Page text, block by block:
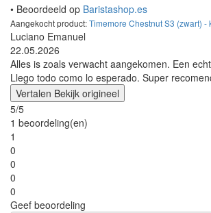
• Beoordeeld op Baristashop.es
Aangekocht product:Timemore Chestnut S3 (zwart) -
Luciano Emanuel
22.05.2026
Alles is zoals verwacht aangekomen. Een
Llego todo como lo esperado. Super
Vertalen Bekijk origineel
5/5
1 beoordeling(en)
1
0
0
0
0
Geef beoordeling